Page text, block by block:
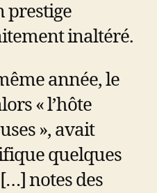
prestige
inaltéré.
année, le
« l’hôte
», avait
quelques
notes des